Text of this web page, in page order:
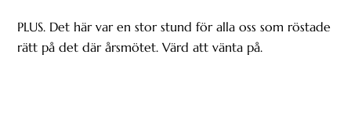
PLUS. Det här var en stor stund för alla oss som röstade
rätt på det där årsmötet. Värd att vänta på.